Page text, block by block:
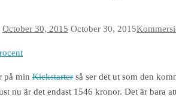
October 30, 2015 October 30, 2015
på min Kickstarter så ser det ut som den
nu är det endast 1546 kronor. Det är bara